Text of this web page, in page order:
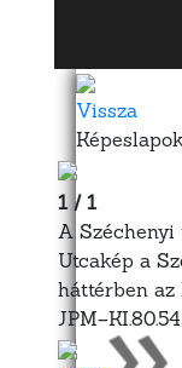
Vissza
1 / 1
A Széchenyi
Utcakép a
háttérben az